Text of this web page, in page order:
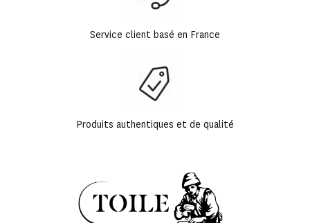
Service client basé en France
Produits authentiques et de qualité